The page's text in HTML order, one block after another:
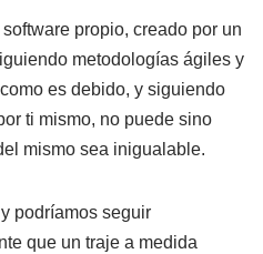
propio, creado por un
metodologías ágiles y
es debido, y siguiendo
ti mismo, no puede sino
mismo sea inigualable.
podríamos seguir
que un traje a medida